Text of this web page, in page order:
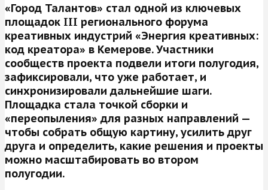
«Город Талантов» стал одной из ключевых
площадок III регионального форума
креативных индустрий «Энергия креативных:
код креатора» в Кемерове. Участники
сообществ проекта подвели итоги полугодия,
зафиксировали, что уже работает, и
синхронизировали дальнейшие шаги.
Площадка стала точкой сборки и
«переопыления» для разных направлений —
чтобы собрать общую картину, усилить друг
друга и определить, какие решения и проекты
можно масштабировать во втором
полугодии.